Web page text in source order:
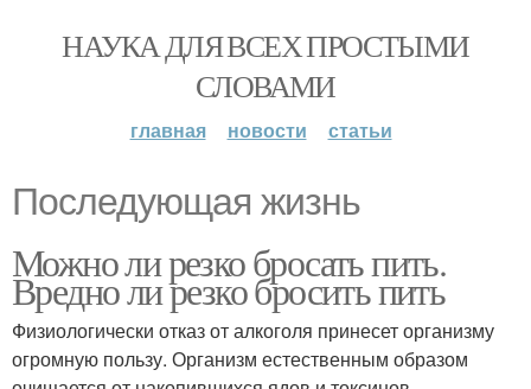
НАУКА ДЛЯ ВСЕХ ПРОСТЫМИ
СЛОВАМИ
главная новости статьи
Последующая жизнь
Можно ли резко бросать пить.
Вредно ли резко бросить пить
Физиологически отказ от алкоголя принесет организму
огромную пользу. Организм естественным образом